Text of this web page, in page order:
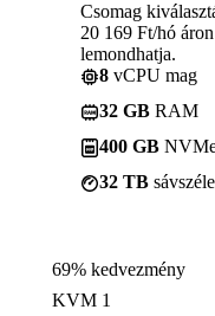
Csomag
20 169 Ft/hó
lemondhatja.
8 vCPU mag
32 GB RAM
400 GB
32 TB
69% kedvezmény
KVM 1